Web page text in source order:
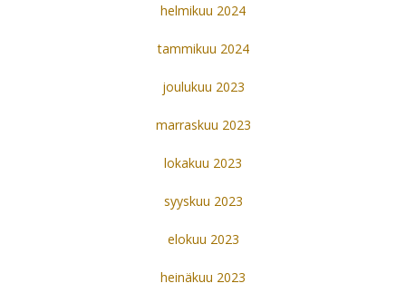
helmikuu 2024
tammikuu 2024
joulukuu 2023
marraskuu 2023
lokakuu 2023
syyskuu 2023
elokuu 2023
heinäkuu 2023